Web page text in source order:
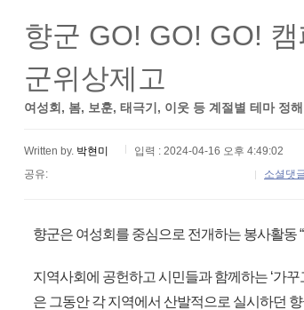
향군 GO! GO! GO!
군위상제고
여성회, 봄, 보훈, 태극기, 이웃 등 계절별 테마 정해
Written by. 박현미
입력 : 2024-04-16 오후 4:49:02
공유:
소셜댓
향군은 여성회를 중심으로 전개하는 봉사활동
지역사회에 공헌하고 시민들과 함께하는 ‘가꾸
은 그동안 각 지역에서 산발적으로 실시하던